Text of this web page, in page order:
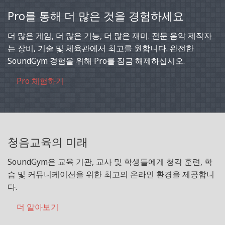
Pro를 통해 더 많은 것을 경험하세요
더 많은 게임, 더 많은 기능, 더 많은 재미. 전문 음악 제작자
는 장비, 기술 및 체육관에서 최고를 원합니다. 완전한
SoundGym 경험을 위해 Pro를 잠금 해제하십시오.
Pro 체험하기
청음교육의 미래
SoundGym은 교육 기관, 교사 및 학생들에게 청각 훈련, 학
습 및 커뮤니케이션을 위한 최고의 온라인 환경을 제공합니
다.
더 알아보기